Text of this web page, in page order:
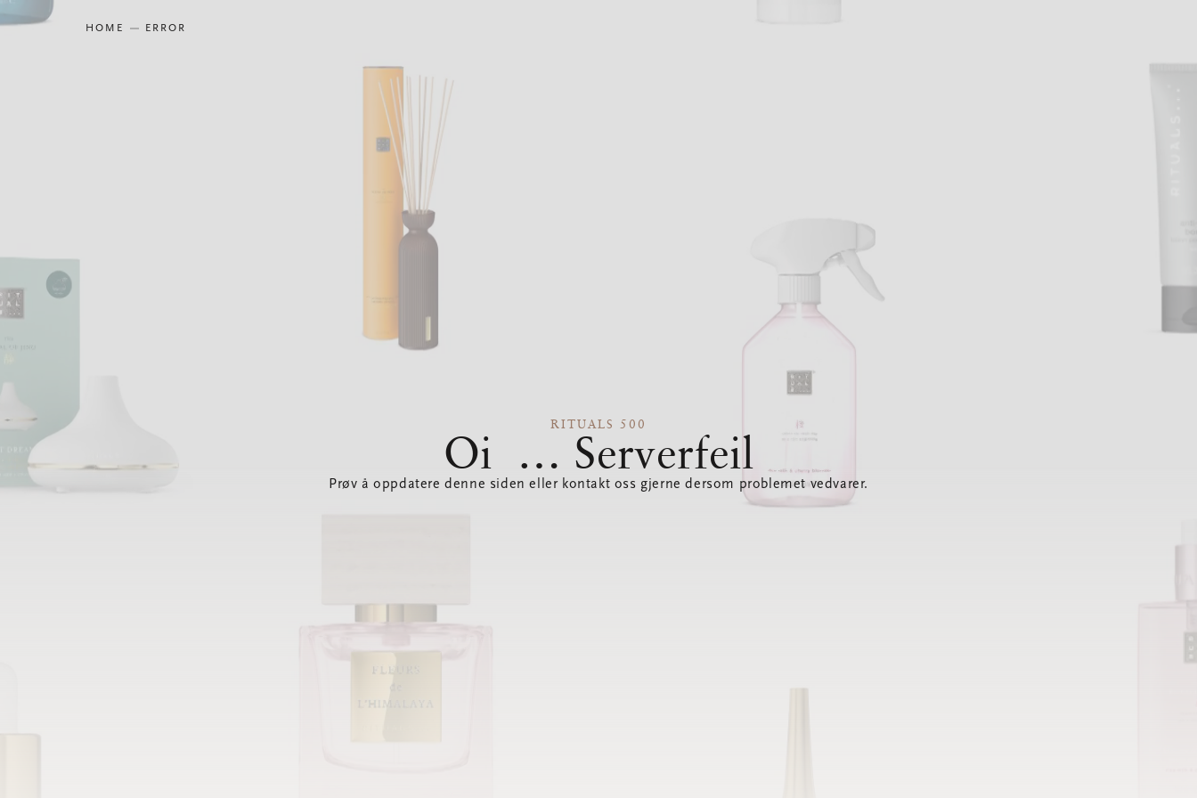
HOME ERROR
RITUALS 500
Oi … Serverfeil
Prøv å oppdatere denne siden eller kontakt oss gjerne dersom problemet vedvarer.